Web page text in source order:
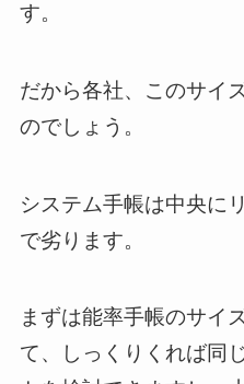
す。
だから各社、このサイ
のでしょう。
システム手帳は中央に
で劣ります。
まずは能率手帳のサイ
て、しっくりくれば同